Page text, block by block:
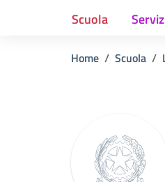
Scuola
Home Scuola